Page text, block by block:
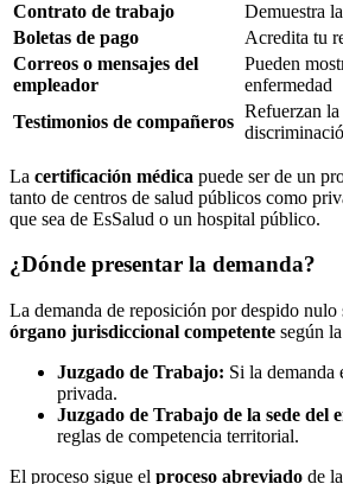
Contrato de trabajo
Demuestra
Boletas de pago
Acredita tu
Correos o mensajes del
empleador
Pueden
enfermedad
Testimonios de compañeros
Refuerzan
La certificación médica puede ser de un
tanto de centros de salud públicos como
que sea de EsSalud o un hospital público.
¿Dónde presentar la demanda?
La demanda de reposición por despido nulo
órgano jurisdiccional competente según
Juzgado de Trabajo: Si la demanda
privada.
Juzgado de Trabajo de la sede del
reglas de competencia territorial.
El proceso sigue el proceso abreviado de